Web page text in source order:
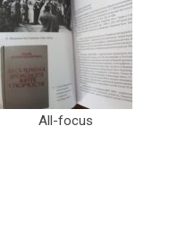
All-focus